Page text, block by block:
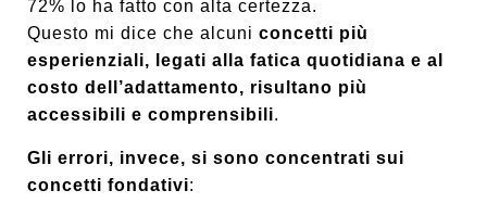
72% lo ha fatto con alta certezza.
Questo mi dice che alcuni concetti più
esperienziali, legati alla fatica quotidiana e al
costo dell’adattamento, risultano più
accessibili e comprensibili.
Gli errori, invece, si sono concentrati sui
concetti fondativi: